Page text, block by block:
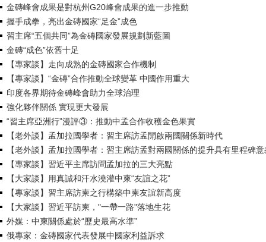
金磚峰會成果是對杭州G20峰會成果的進一步推動
握手成拳，亮出金磚國家“足金”成色
習主席“五個共同”為金磚國家發展規劃新藍圖
金磚“成色”依舊十足
【專家談】走向成熟的金磚國家合作機制
【專家談】“金磚”合作推動全球變革 中國作用重大
印度各界期待金磚峰會助力全球治理
強化夥伴關係 實現更大發展
“習主席亞洲行”漫評③：推動中孟合作收穫金色果實
【老外談】孟加拉國學者：習主席訪孟開啟兩國關係新時代
【老外談】孟加拉國學者：習主席訪孟對兩國關係的提升具有里程碑意
【專家談】習近平主席訪問孟加拉的三大亮點
【大家談】用真誠和汗水澆灌中柬“友誼之花”
【專家談】習主席訪柬之行構築中柬友誼新高度
【大家談】習近平訪柬，"一帶一路"落地生花
外媒：中柬關係處於“歷史最高水準”
俄專家：金磚國家代表發展中國家利益訴求